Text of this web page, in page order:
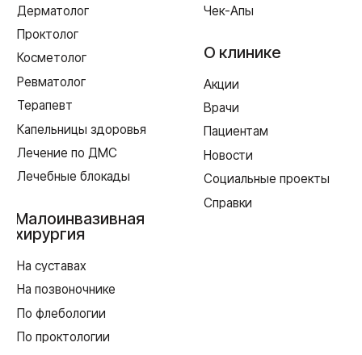
ИМЕЮТСЯ ПРОТИВОПОКАЗАНИЯ,
НЕОБХОДИМА КОНСУЛЬТАЦИЯ СПЕЦИАЛИСТА
Лицензия Л041-01128-67/00331765 от 28.05.2019 г. и Л041-
01128-67/00637993 от 17.01.2023 г. выдана Департаментом
Смоленской области по здравоохранению
Создание сайта
Согласие на обработку персональных данных
Реквизиты